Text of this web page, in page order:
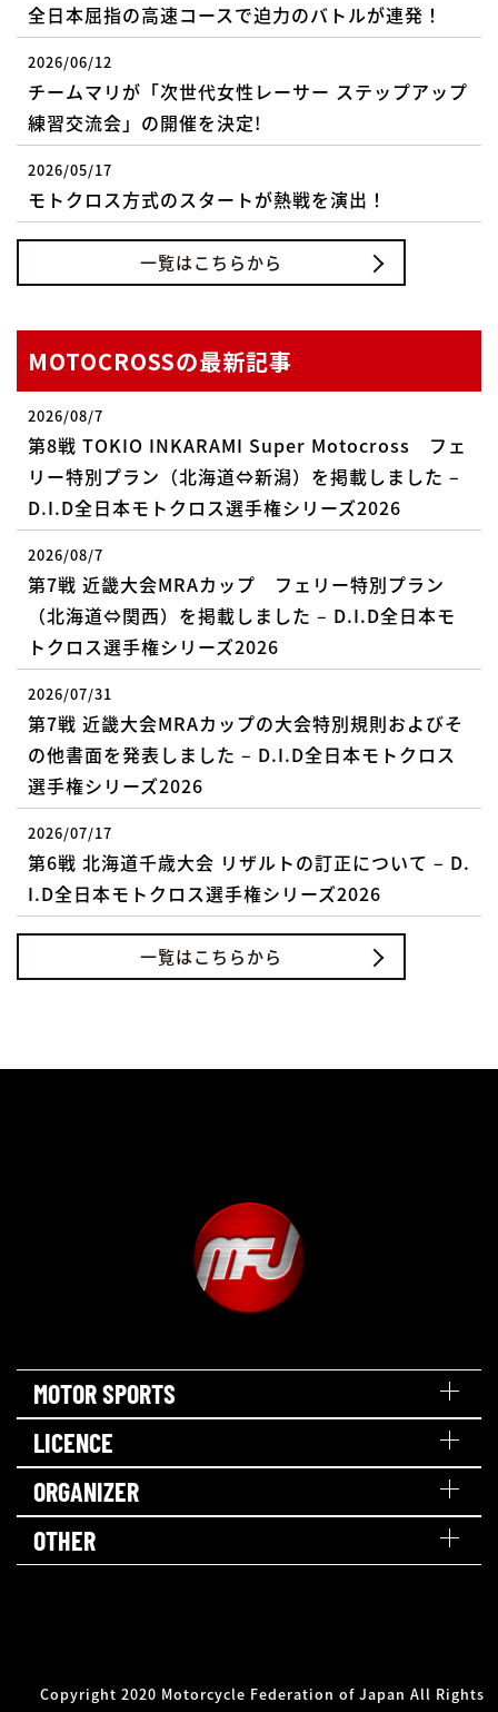
全日本屈指の高速コースで迫力のバトルが連発！
2026/06/12
チームマリが「次世代女性レーサー ステップアップ
練習交流会」の開催を決定!
2026/05/17
モトクロス方式のスタートが熱戦を演出！
一覧はこちらから
MOTOCROSSの最新記事
2026/08/7
第8戦 TOKIO INKARAMI Super Motocross フェ
リー特別プラン（北海道⇔新潟）を掲載しました –
D.I.D全日本モトクロス選手権シリーズ2026
2026/08/7
第7戦 近畿大会MRAカップ フェリー特別プラン
（北海道⇔関西）を掲載しました – D.I.D全日本モ
トクロス選手権シリーズ2026
2026/07/31
第7戦 近畿大会MRAカップの大会特別規則およびそ
の他書面を発表しました – D.I.D全日本モトクロス
選手権シリーズ2026
2026/07/17
第6戦 北海道千歳大会 リザルトの訂正について – D.
I.D全日本モトクロス選手権シリーズ2026
一覧はこちらから
MOTOR SPORTS
LICENCE
ORGANIZER
OTHER
Copyright 2020 Motorcycle Federation of Japan All Rights